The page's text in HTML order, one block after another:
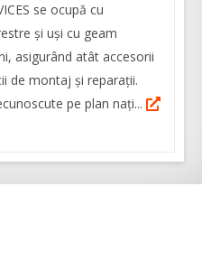
se ocupă cu
și uși cu geam
asigurând atât accesorii
de montaj și reparații.
pe plan nați...